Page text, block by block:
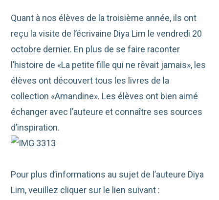
Quant à nos élèves de la troisième année, ils ont
reçu la visite de l’écrivaine Diya Lim le vendredi 20
octobre dernier. En plus de se faire raconter
l’histoire de «La petite fille qui ne rêvait jamais», les
élèves ont découvert tous les livres de la
collection «Amandine». Les élèves ont bien aimé
échanger avec l’auteure et connaître ses sources
d’inspiration.
Pour plus d’informations au sujet de l’auteure Diya
Lim, veuillez cliquer sur le lien suivant :